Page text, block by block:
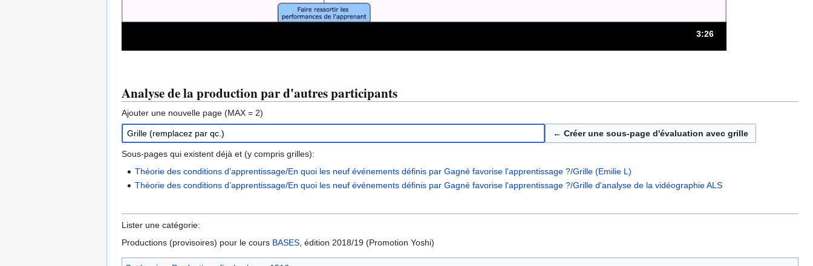
Durée : 3 minutes et 26
3:26
Analyse de la production par d'autres participants
Ajouter une nouvelle page (MAX = 2)
← Créer une sous-page d'évaluation avec grille
Sous-pages qui existent déjà et (y compris grilles):
Théorie des conditions d’apprentissage/En quoi les neuf événements définis par Gagné favorise l'apprentissage ?/Grille (Emilie L)
Théorie des conditions d’apprentissage/En quoi les neuf événements définis par Gagné favorise l'apprentissage ?/Grille d'analyse de la vidéographie ALS
Lister une catégorie:
Productions (provisoires) pour le cours BASES , édition 2018/19 (Promotion Yoshi)